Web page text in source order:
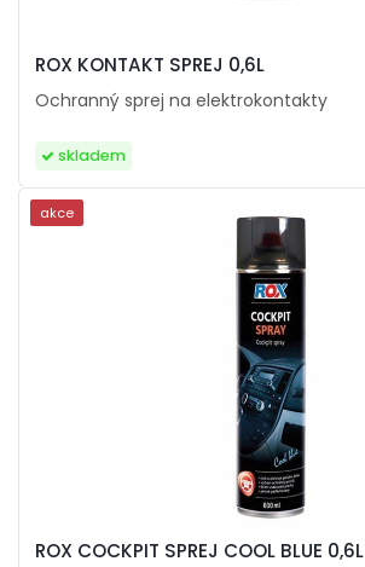
ROX KONTAKT SPREJ 0,6L
Ochranný sprej na elektrokontakty
skladem
ROX COCKPIT SPREJ COOL BLUE 0,6L
akce